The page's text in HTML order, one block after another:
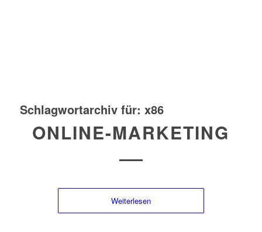
Schlagwortarchiv für: x86
ONLINE-MARKETING
Weiterlesen